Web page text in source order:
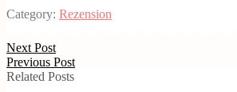
Category: Rezension
Next Post
Previous Post
Related Posts